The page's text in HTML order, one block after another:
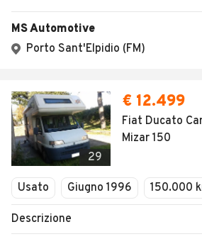
MS Automotive
Porto Sant'Elpidio (FM)
29
€ 12.499
Fiat Ducato
Mizar 150
Usato Giugno 1996 150.000
Descrizione